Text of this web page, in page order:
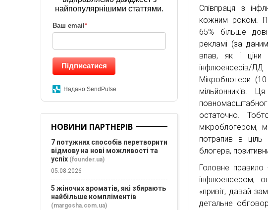
Співпраця з
кожним роком.
65% більше
рекламі (за
впав, як і ціни
інфлюенсерів/
Мікроблогери
мільйонників.
остаточно.
мікроблогером,
потрапив в ціль
блогера,
Головне правило
інфлюенсером,
«привіт, давай
детальне
найпопулярнішими статтями.
Ваш email *
Підписатися
Надано SendPulse
НОВИНИ ПАРТНЕРІВ
7 потужних способів перетворити
відмову на нові можливості та
успіх (founder.ua)
05.08.2026
5 жіночих ароматів, які збирають
найбільше компліментів
(margosha.com.ua)